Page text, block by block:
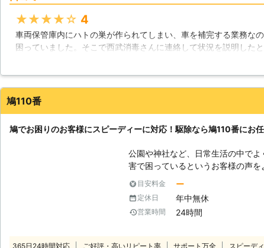
に多くのデメリットがありますので
にしましょう。またハトがお家に飛
★★★★★ 4
車両保管庫内にハトの巣が作られてしまい、車を補完する業務な
困っていました。そこで西武消毒さんに連絡して状況を説明した
全てスパイクを取り付けてもらえました！それ以降、鳥が巣を作
北海道 函館市 2016年11月30日
鳩110番
鳩でお困りのお客様にスピーディーに対応！駆除なら鳩110番にお任
公園や神社など、日常生活の中で
害で困っているというお客様の声
られ完全に住み着いてしまった」
「業者に依頼して駆除してもらっ
うな鳩に関して、お困りお悩みのお
盟している専門業者では、その鳩被
困り・お悩みの際は、お気軽にご相談ください。 【
目安料金 ー
定休日 年中無休
営業時間 24時間
365日24時間対応 ご好評・高いリピート率 サポート万全 スピーデ